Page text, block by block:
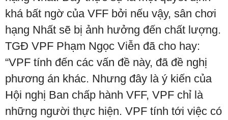
khá bất ngờ của VFF bởi nếu vậy, sân chơi
hạng Nhất sẽ bị ảnh hưởng đến chất lượng.
TGĐ VPF Phạm Ngọc Viễn đã cho hay:
“VPF tính đến các vấn đề này, đã đề nghị
phương án khác. Nhưng đây là ý kiến của
Hội nghị Ban chấp hành VFF, VPF chỉ là
những người thực hiện. VPF tính tới việc có